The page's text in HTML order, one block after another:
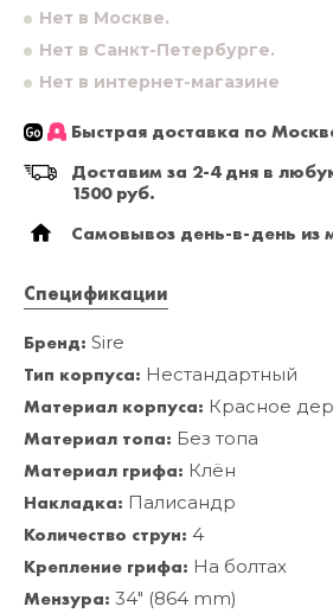
Нет в Москве.
Нет в Санкт-Петербурге.
Нет в интернет-магазине
Быстрая доставка по
Доставим за 2-4 дня в
1500 руб.
Самовывоз день-в-день из
Спецификации
Бренд: Sire
Тип корпуса: Нестандартный
Материал корпуса: Красное
Материал топа: Без топа
Материал грифа: Клён
Накладка: Палисандр
Количество струн: 4
Крепление грифа: На болтах
Мензура: 34" (864 mm)